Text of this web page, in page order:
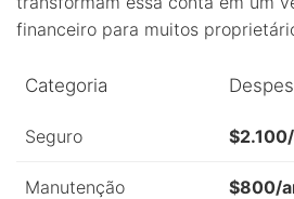
financeiro para muitos
Categoria
Seguro
Manutenção $800/